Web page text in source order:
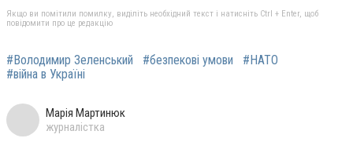
Якщо ви помітили помилку, виділіть необхідний текст і натисніть Ctrl + Enter, щоб
повідомити про це редакцію
#Володимир Зеленський #безпекові умови
#НАТО
#війна в Україні
Марія Мартинюк
журналістка